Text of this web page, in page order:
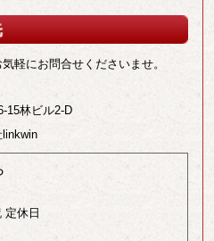
軽にお問合せくださいませ。
15林ビル2-D
定休日